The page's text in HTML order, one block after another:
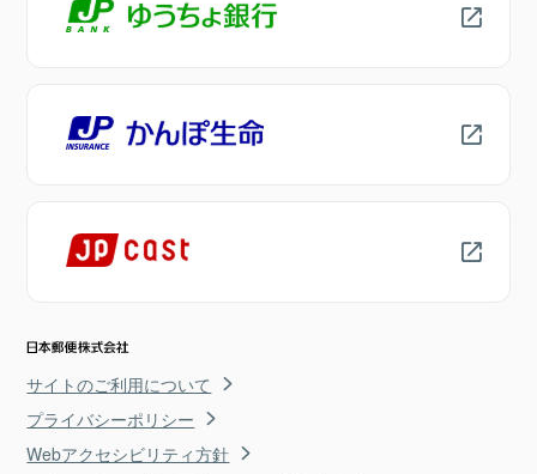
サイトのご利用について
プライバシーポリシー
Webアクセシビリティ方針